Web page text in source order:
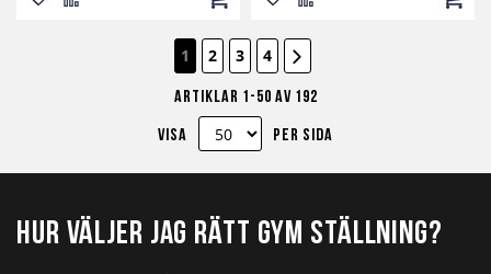
Lägg
till
i
Lägg Lägg
Lägg
Lägg
till
i
Lägg
till
i
Sida
You're currently reading page
1 Sida
2 Sida
3 Sida
4 Sida
Följande
Artiklar 1-50 av 192
Visa per sida
Hur väljer jag rätt Gym ställning?